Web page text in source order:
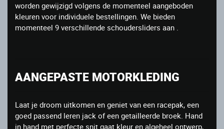
worden gewijzigd volgens de momenteel aangeboden
kleuren voor individuele bestellingen. We bieden
momenteel 9 verschillende schoudersliders aan .
AANGEPASTE MOTORKLEDING
Laat je droom uitkomen en geniet van een racepak, een
goed passend leren jack of een getailleerde broek. Hand
in hand met perfecte snit gaat kleur en algeheel ontwerp,